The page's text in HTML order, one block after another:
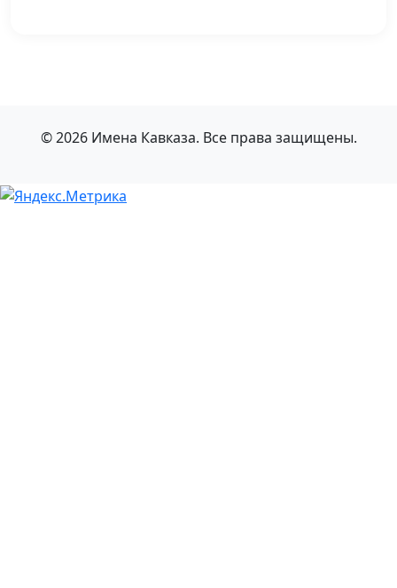
© 2026 Имена Кавказа. Все права защищены.